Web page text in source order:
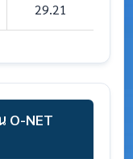
29.21
O-NET